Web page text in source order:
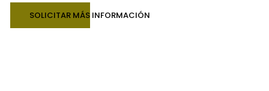
SOLICITAR MÁS INFORMACIÓN